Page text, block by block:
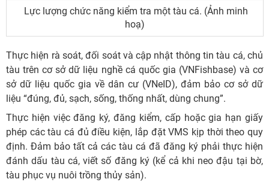
Lực lượng chức năng kiểm tra một tàu cá. (Ảnh minh
hoạ)
Thực hiện rà soát, đối soát và cập nhật thông tin tàu cá, chủ
tàu trên cơ sở dữ liệu nghề cá quốc gia (VNFishbase) và cơ
sở dữ liệu quốc gia về dân cư (VNeID), đảm bảo cơ sở dữ
liệu “đúng, đủ, sạch, sống, thống nhất, dùng chung”.
Thực hiện việc đăng ký, đăng kiểm, cấp hoặc gia hạn giấy
phép các tàu cá đủ điều kiện, lắp đặt VMS kịp thời theo quy
định. Đảm bảo tất cả các tàu cá đã đăng ký phải thực hiện
đánh dấu tàu cá, viết số đăng ký (kể cả khi neo đậu tại bờ,
tàu phục vụ nuôi trồng thủy sản).